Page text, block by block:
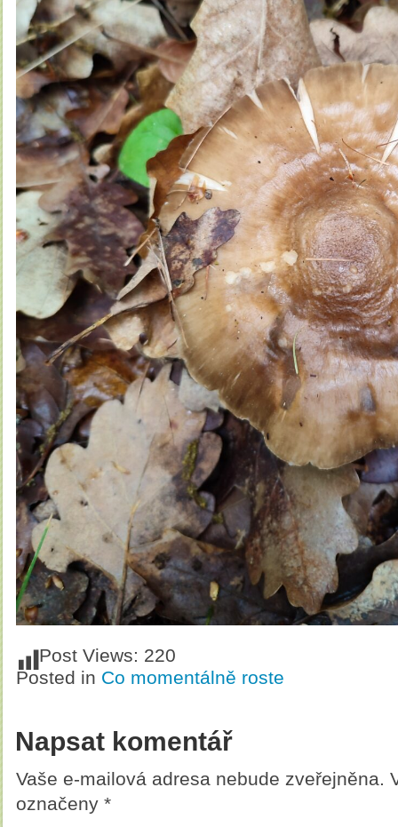
Post Views: 220
Posted in Co momentálně roste
Napsat komentář
Vaše e-mailová adresa nebude zveřejněna.
označeny *